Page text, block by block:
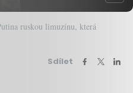
ruskou limuzínu, která
Sdílet